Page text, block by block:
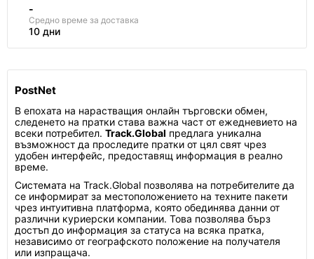
-
Средно време за доставка
10 дни
PostNet
В епохата на нарастващия онлайн търговски обмен,
следенето на пратки става важна част от ежедневието на
всеки потребител. Track.Global предлага уникална
възможност да проследите пратки от цял свят чрез
удобен интерфейс, предоставящ информация в реално
време.
Системата на Track.Global позволява на потребителите да
се информират за местоположението на техните пакети
чрез интуитивна платформа, която обединява данни от
различни куриерски компании. Това позволява бърз
достъп до информация за статуса на всяка пратка,
независимо от географското положение на получателя
или изпращача.